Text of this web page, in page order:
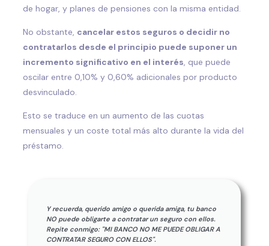
de hogar, y planes de pensiones con la misma entidad.
No obstante, cancelar estos seguros o decidir no
contratarlos desde el principio puede suponer un
incremento significativo en el interés, que puede
oscilar entre 0,10% y 0,60% adicionales por producto
desvinculado.
Esto se traduce en un aumento de las cuotas
mensuales y un coste total más alto durante la vida del
préstamo.
Y recuerda, querido amigo o querida amiga, tu banco
NO puede obligarte a contratar un seguro con ellos.
Repite conmigo: "MI BANCO NO ME PUEDE OBLIGAR A
CONTRATAR SEGURO CON ELLOS".